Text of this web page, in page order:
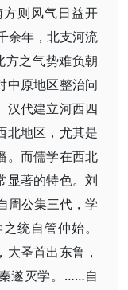
则风气日益开
余年，北支河流
方之气势难负朝
中原地区整治问
汉代建立河西四
北地区，尤其是
。而儒学在西北
显著的特色。刘
周公集三代，学
统自管仲始。
圣首出东鲁，
遂灭学。……自